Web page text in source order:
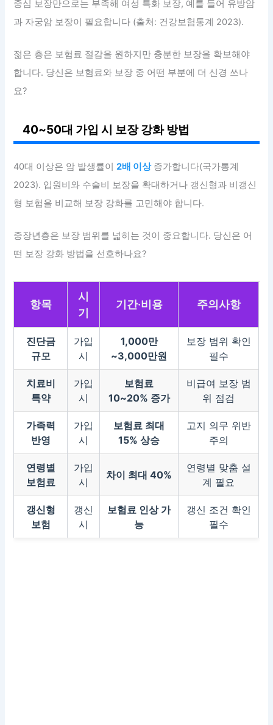
중심 보장만으로는 부족해 여성 특화 보장, 예를 들어 유방암
과 자궁암 보장이 필요합니다 (출처: 건강보험통계 2023).
젊은 층은 보험료 절감을 원하지만 충분한 보장을 확보해야
합니다. 당신은 보험료와 보장 중 어떤 부분에 더 신경 쓰나
요?
40~50대 가입 시 보장 강화 방법
40대 이상은 암 발생률이2배 이상증가합니다(국가통계
2023). 입원비와 수술비 보장을 확대하거나 갱신형과 비갱신
형 보험을 비교해 보장 강화를 고민해야 합니다.
중장년층은 보장 범위를 넓히는 것이 중요합니다. 당신은 어
떤 보장 강화 방법을 선호하나요?
항목
시
기
기간·비용 주의사항
진단금
규모
가입
시
1,000만
~3,000만원
보장 범위 확인
필수
치료비
특약
가입
시
보험료
10~20% 증가
비급여 보장 범
위 점검
가족력
반영
가입
시
보험료 최대
15% 상승
고지 의무 위반
주의
연령별
보험료
가입
시
차이 최대 40%
연령별 맞춤 설
계 필요
갱신형
보험
갱신
시
보험료 인상 가
능
갱신 조건 확인
필수